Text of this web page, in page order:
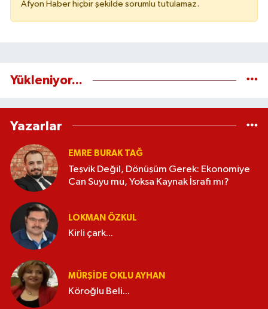
Afyon Haber hiçbir şekilde sorumlu tutulamaz.
Yükleniyor...
Yazarlar
EMRE BURAK TAĞ
Teşvik Değil, Dönüşüm Gerek: Ekonomiye
Can Suyu mu, Yoksa Kaynak İsrafı mı?
LOKMAN ÖZKUL
Kirli çark...
MÜRŞIDE OKLU AYHAN
Köroğlu Beli...